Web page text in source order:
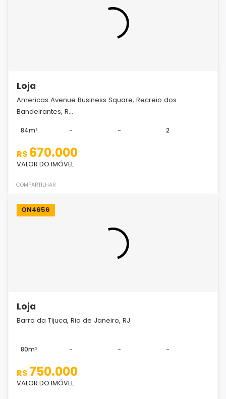
Loja
Americas Avenue Business Square, Recreio dos
Bandeirantes, R...
84m² - - 2
R$ 670.000
VALOR DO IMÓVEL
COMPARTILHAR
ON4656
Loja
Barra da Tijuca, Rio de Janeiro, RJ
80m² - - -
R$ 750.000
VALOR DO IMÓVEL